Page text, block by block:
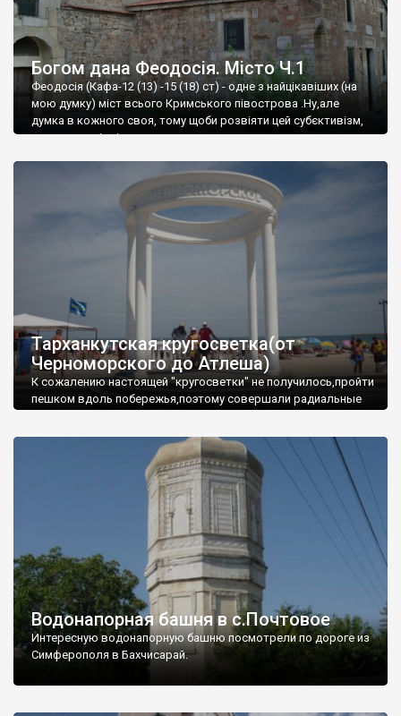
Богом дана Феодосія. Місто Ч.1
Феодосія (Кафа-12 (13) -15 (18) ст) - одне з найцікавіших (на
мою думку) міст всього Кримського півострова .Ну,але
думка в кожного своя, тому щоби розвіяти цей субєктивізм,
запрошую відвідати це
Тарханкутская кругосветка(от
Черноморского до Атлеша)
К сожалению настоящей "кругосветки" не получилось,пройти
пешком вдоль побережья,поэтому совершали радиальные
Водонапорная башня в с.Почтовое
Интересную водонапорную башню посмотрели по дороге из
Симферополя в Бахчисарай.